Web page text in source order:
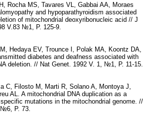
Rocha MS, Tavares VL, Gabbai AA, Moraes
and hypoparathyroidism associated
of mitochondrial deoxyribonucleic acid // J
V.83 №1, P. 125-9.
Hedaya EV, Trounce I, Polak MA, Koontz DA,
diabetes and deafness associated with
deletion. // Nat Genet. 1992 V. 1, №1, P. 11-15.
C, Filosto M, Marti R, Solano A, Montoya J,
AL. A mitochondrial DNA duplication as a
mutations in the mitochondrial genome. //
P. 73.